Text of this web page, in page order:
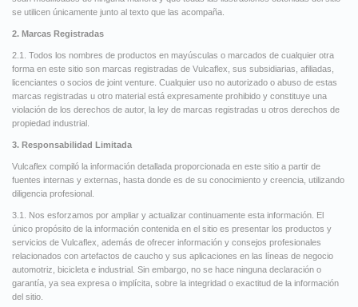
se utilicen únicamente junto al texto que las acompaña.
2. Marcas Registradas
2.1. Todos los nombres de productos en mayúsculas o marcados de cualquier otra
forma en este sitio son marcas registradas de Vulcaflex, sus subsidiarias, afiliadas,
licenciantes o socios de joint venture. Cualquier uso no autorizado o abuso de estas
marcas registradas u otro material está expresamente prohibido y constituye una
violación de los derechos de autor, la ley de marcas registradas u otros derechos de
propiedad industrial.
3. Responsabilidad Limitada
Vulcaflex compiló la información detallada proporcionada en este sitio a partir de
fuentes internas y externas, hasta donde es de su conocimiento y creencia, utilizando
diligencia profesional.
3.1. Nos esforzamos por ampliar y actualizar continuamente esta información. El
único propósito de la información contenida en el sitio es presentar los productos y
servicios de Vulcaflex, además de ofrecer información y consejos profesionales
relacionados con artefactos de caucho y sus aplicaciones en las líneas de negocio
automotriz, bicicleta e industrial. Sin embargo, no se hace ninguna declaración o
garantía, ya sea expresa o implícita, sobre la integridad o exactitud de la información
del sitio.